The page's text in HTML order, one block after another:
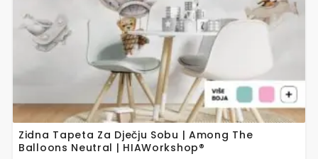
Zidna Tapeta Za Dječju Sobu | Among The
Balloons Neutral | HIAWorkshop®